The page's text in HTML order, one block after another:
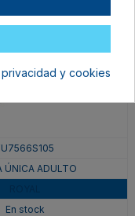
ÚNICA ADULTO
En stock
y cookies